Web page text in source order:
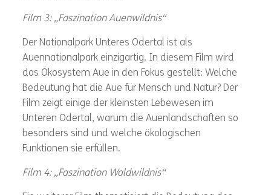
Film 3: „Faszination Auenwildnis“
Der Nationalpark Unteres Odertal ist als
Auennationalpark einzigartig. In diesem Film wird
das Ökosystem Aue in den Fokus gestellt: Welche
Bedeutung hat die Aue für Mensch und Natur? Der
Film zeigt einige der kleinsten Lebewesen im
Unteren Odertal, warum die Auenlandschaften so
besonders sind und welche ökologischen
Funktionen sie erfüllen.
Film 4: „Faszination Waldwildnis“